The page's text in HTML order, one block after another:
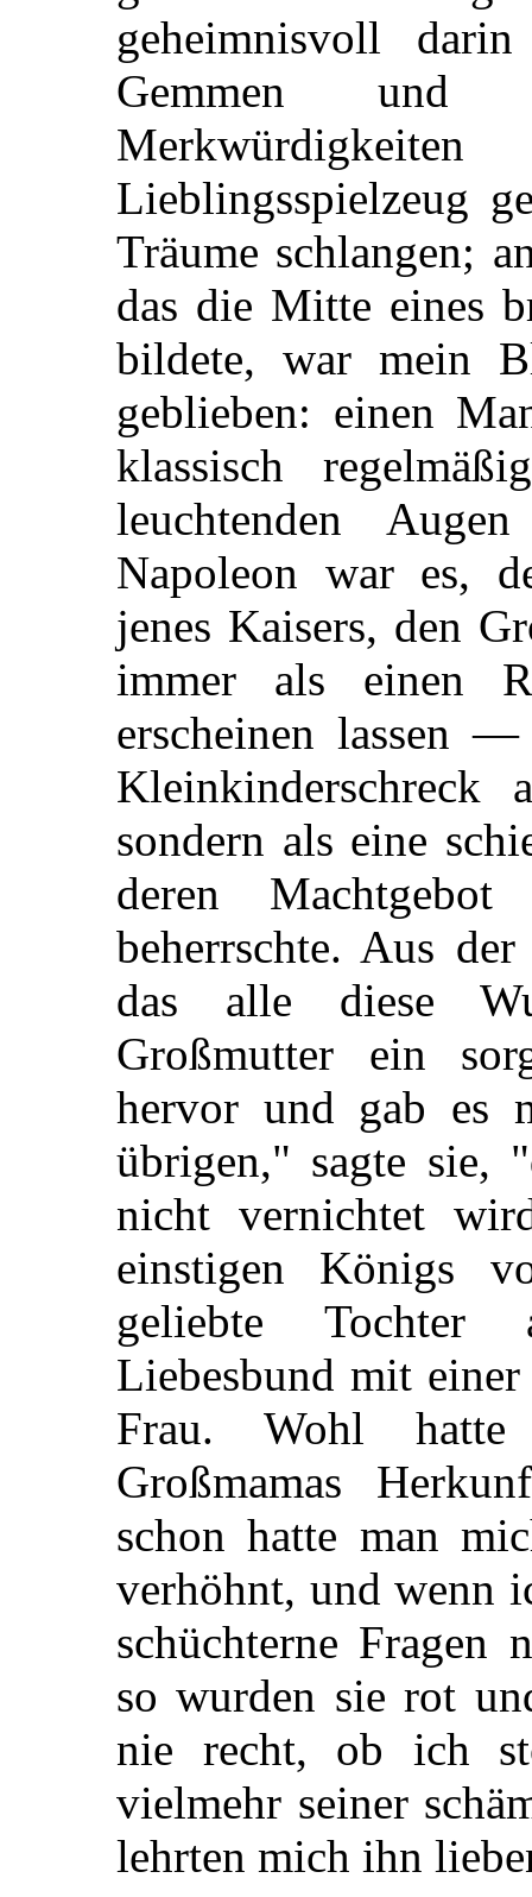
geheimnisvoll darin
Gemmen und
Lieblingsspielzeug
Träume schlangen;
das die Mitte eines
bildete, war mein
geblieben: einen
klassisch
leuchtenden
Napoleon war es,
jenes Kaisers, den
immer als einen
erscheinen lassen
Kleinkinderschreck
sondern als eine
deren
beherrschte. Aus
das alle diese
Großmutter ein
hervor und gab es
übrigen," sagte sie,
nicht vernichtet
einstigen Königs
geliebte Tochter
Liebesbund mit
Frau. Wohl
Großmamas
schon hatte man
verhöhnt, und wenn
schüchterne Fragen
so wurden sie rot
nie recht, ob ich
vielmehr seiner
lehrten mich ihn